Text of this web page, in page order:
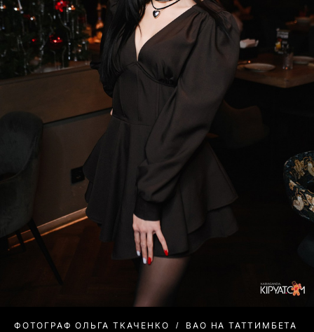
ФОТОГРАФ ОЛЬГА ТКАЧЕНКО BAO НА ТАТТИМБЕТА